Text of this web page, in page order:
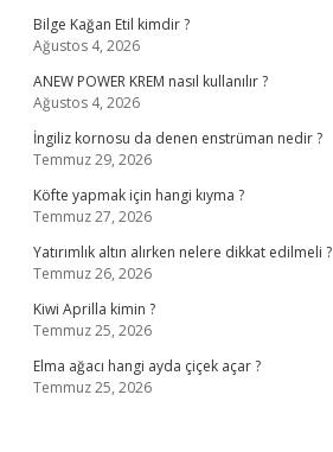
Bilge Kağan Etil kimdir ?
Ağustos 4, 2026
ANEW POWER KREM nasıl kullanılır ?
Ağustos 4, 2026
İngiliz kornosu da denen enstrüman nedir ?
Temmuz 29, 2026
Köfte yapmak için hangi kıyma ?
Temmuz 27, 2026
Yatırımlık altın alırken nelere dikkat edilmeli ?
Temmuz 26, 2026
Kiwi Aprilla kimin ?
Temmuz 25, 2026
Elma ağacı hangi ayda çiçek açar ?
Temmuz 25, 2026